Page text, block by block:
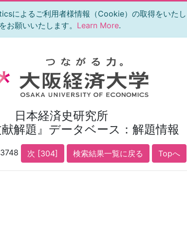
によるご利用者様情報（Cookie）の取得をいたし
願いいたします。 Learn More.
日本経済史研究所
献解題』データベース：解題情報
次 [304] 検索結果一覧に戻る Topへ